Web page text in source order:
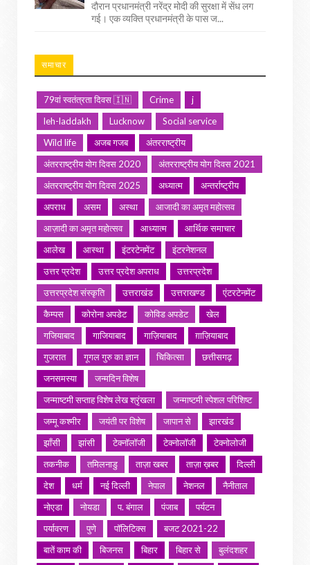
दौरान प्रधानमंत्री नरेंद्र मोदी की सुरक्षा में सेंध लग
गई। एक व्यक्ति प्रधानमंत्री के पास ज...
समाचार
79वां स्वतंत्रता दिवस 🇮🇳 Crime
j
leh-laddakh
Lucknow
Social service
Wild life
अजब गजब
अंतरराष्ट्रीय
अंतरराष्ट्रीय योग दिवस 2020
अंतरराष्ट्रीय योग दिवस 2021
अंतरराष्ट्रीय योग दिवस 2025
अध्यात्म
अन्तर्राष्ट्रीय
अपराध
असम अस्था
आजादी का अमृत महोत्सव
आज़ादी का अमृत महोत्सव
आध्यात्म
आर्थिक समाचार
आलेख
आस्था इंटरटेनमेंट
इंटरनेशनल
उत्तर प्रदेश
उत्तर प्रदेश अपराध
उत्तरप्रदेश
उत्तरप्रदेश संस्कृति
उत्तराखंड उत्तराखण्ड
एंटरटेनमेंट
कैम्पस
कोरोना अपडेट कोविड अपडेट
खेल
गजियाबाद
गाजियाबाद गाज़ियाबाद
ग़ाज़ियाबाद
गुजरात
गूगल गुरु का ज्ञान चिकित्सा
छत्तीसगढ़
जनसमस्या
जन्मदिन विशेष
जन्माष्टमी सप्ताह विशेष लेख श्रृंखला
जन्माष्टमी स्पेशल परिशिष्ट
जम्मू कश्मीर
जयंती पर विशेष जापान से
झारखंड
झाँसी
झांसी टेक्नॉलॉजी टेक्नोलॉजी
टेक्नोलोजी
तकनीक
तमिलनाडु ताज़ा खबर ताज़ा ख़बर
दिल्ली
देश
धर्म नई दिल्ली नेपाल नेशनल
नैनीताल
नोएडा
नोयडा प. बंगाल पंजाब
पर्यटन
पर्यावरण
पुणे पॉलिटिक्स
बजट 2021-22
बातें काम की
बिजनस बिहार बिहार से
बुलंदशहर